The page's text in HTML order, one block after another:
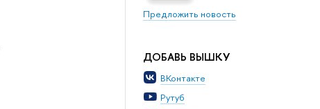
Предложить новость
ДОБАВЬ ВЫШКУ
ВКонтакте
Рутуб